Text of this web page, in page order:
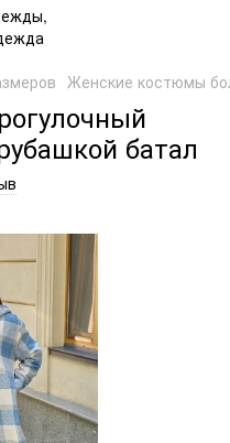
Женские костюмы
батал